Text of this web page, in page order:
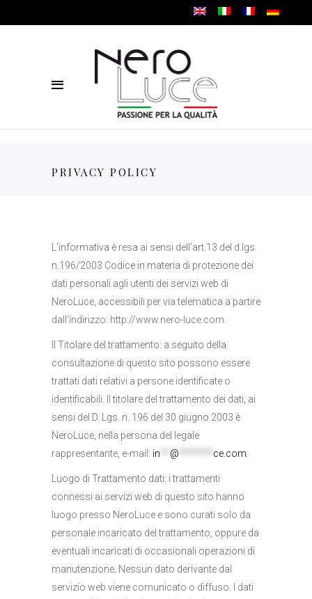
PRIVACY POLICY
L’informativa è resa ai sensi dell’art.13 del d.lgs.
n.196/2003 Codice in materia di protezione dei
dati personali agli utenti dei servizi web di
NeroLuce, accessibili per via telematica a partire
dall’indirizzo: http://www.nero-luce.com.
Il Titolare del trattamento: a seguito della
consultazione di questo sito possono essere
trattati dati relativi a persone identificate o
identificabili. Il titolare del trattamento dei dati, ai
sensi del D. Lgs. n. 196 del 30 giugno 2003 è
NeroLuce, nella persona del legale
rappresentante, e-mail: in @ ce.com
Luogo di Trattamento dati: i trattamenti
connessi ai servizi web di questo sito hanno
luogo presso NeroLuce e sono curati solo da
personale incaricato del trattamento, oppure da
eventuali incaricati di occasionali operazioni di
manutenzione. Nessun dato derivante dal
servizio web viene comunicato o diffuso. I dati